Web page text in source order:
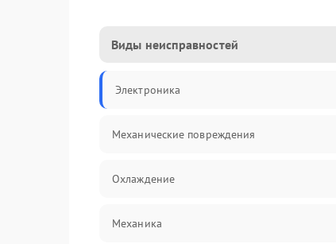
Виды неисправностей
Электроника
Механические повреждения
Охлаждение
Механика